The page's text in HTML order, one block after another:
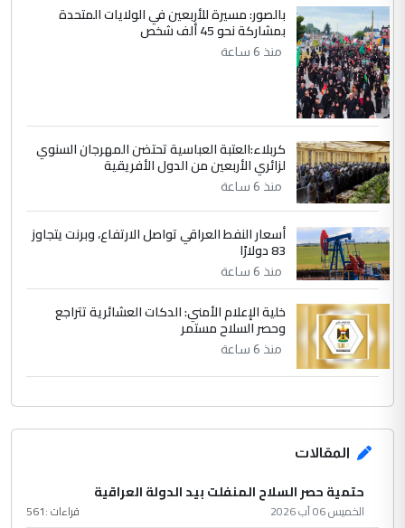
ابا فرات ...
الموضوع :
الجواهري يرد على صدام حسين سل
مضجعيك يابن الزنا (نص كامل)
بالصور: مسيرة للأربعين في الولايات المتحدة
بمشاركة نحو 45 ألف شخص
منذ 6 ساعة
كربلاء:العتبة العباسية تحتضن المهرجان السنوي
لزائري الأربعين من الدول الأفريقية
منذ 6 ساعة
أسعار النفط العراقي تواصل الارتفاع، وبرنت يتجاوز
83 دولارًا
منذ 6 ساعة
خلية الإعلام الأمني: الدكات العشائرية تتراجع
وحصر السلاح مستمر
منذ 6 ساعة
المقالات
حتمية حصر السلاح المنفلت بيد الدولة العراقية
الخميس 06 آب 2026 قراءات :561